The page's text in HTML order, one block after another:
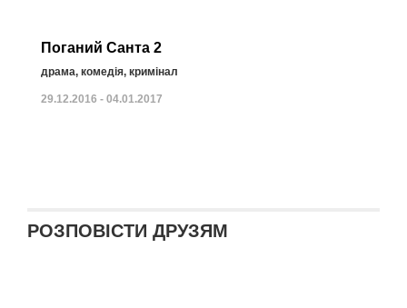
Поганий Санта 2
драма, комедія, кримінал
29.12.2016 - 04.01.2017
РОЗПОВІСТИ ДРУЗЯМ